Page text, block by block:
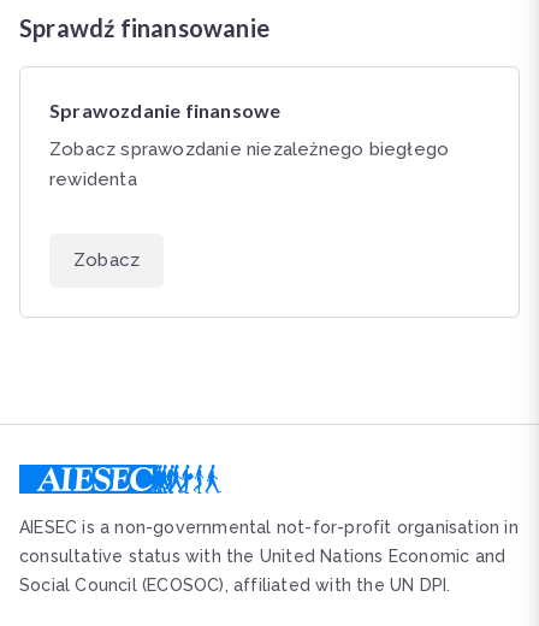
Sprawdź finansowanie
Sprawozdanie finansowe
Zobacz sprawozdanie niezależnego biegłego
rewidenta
Zobacz
AIESEC is a non-governmental not-for-profit organisation in
consultative status with the United Nations Economic and
Social Council (ECOSOC), affiliated with the UN DPI.